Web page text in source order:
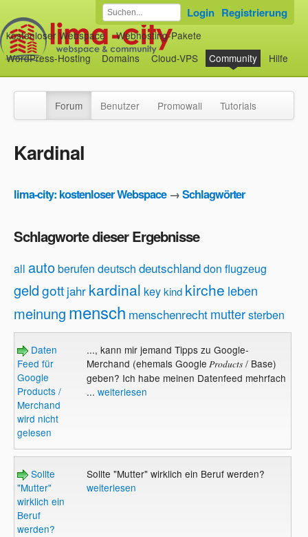
kostenloser Webspace
Webhosting-Pakete
WordPress-Hosting
Domains Cloud-VPS Community Hilfe
Login Registrierung
Forum Benutzer Promowall Tutorials
Kardinal
lima-city: kostenloser Webspace→Schlagwörter
Schlagworte dieser Ergebnisse
all autoberufen deutsch deutschlanddon flugzeug
geldgott jahr kardinal keykind kirche leben
meinung mensch menschenrecht muttersterben
Daten
Feed für
Google
Products /
Merchand
wird nicht
gelesen
..., kann mir jemand Tipps zu Google-
Merchand (ehemals Google Products/ Base)
geben? Ich habe meinen Datenfeed mehrfach
... weiterlesen
Sollte
"Mutter"
wirklich ein
Beruf
werden?
Sollte "Mutter" wirklich ein Beruf werden?
weiterlesen